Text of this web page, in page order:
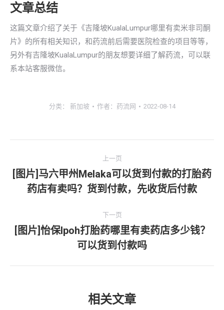
文章总结
这篇文章介绍了关于《吉隆坡KualaLumpur哪里有卖米非司酮
片》的所有相关知识，和药流前后需要医院检查的项目等等，
另外有吉隆坡KualaLumpur的朋友想要详细了解药流，可以联
系本站客服微信。
分类： 新加坡 作者： 药流网 2022-08-14
章
上一页
上
一
[图片]马六甲州Melaka可以货到付款的打胎药
药店有卖吗？货到付款，先收货后付款
下一页
下
一
文
[图片]怡保lpoh打胎药哪里有卖药店多少钱？
可以货到付款吗
相关文章